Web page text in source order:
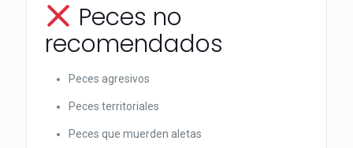
Peces no
recomendados
Peces agresivos
Peces territoriales
Peces que muerden aletas